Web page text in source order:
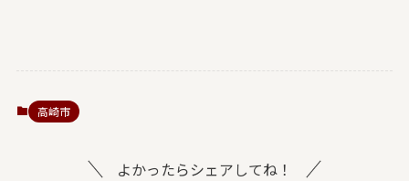
高崎市
よかったらシェアしてね！